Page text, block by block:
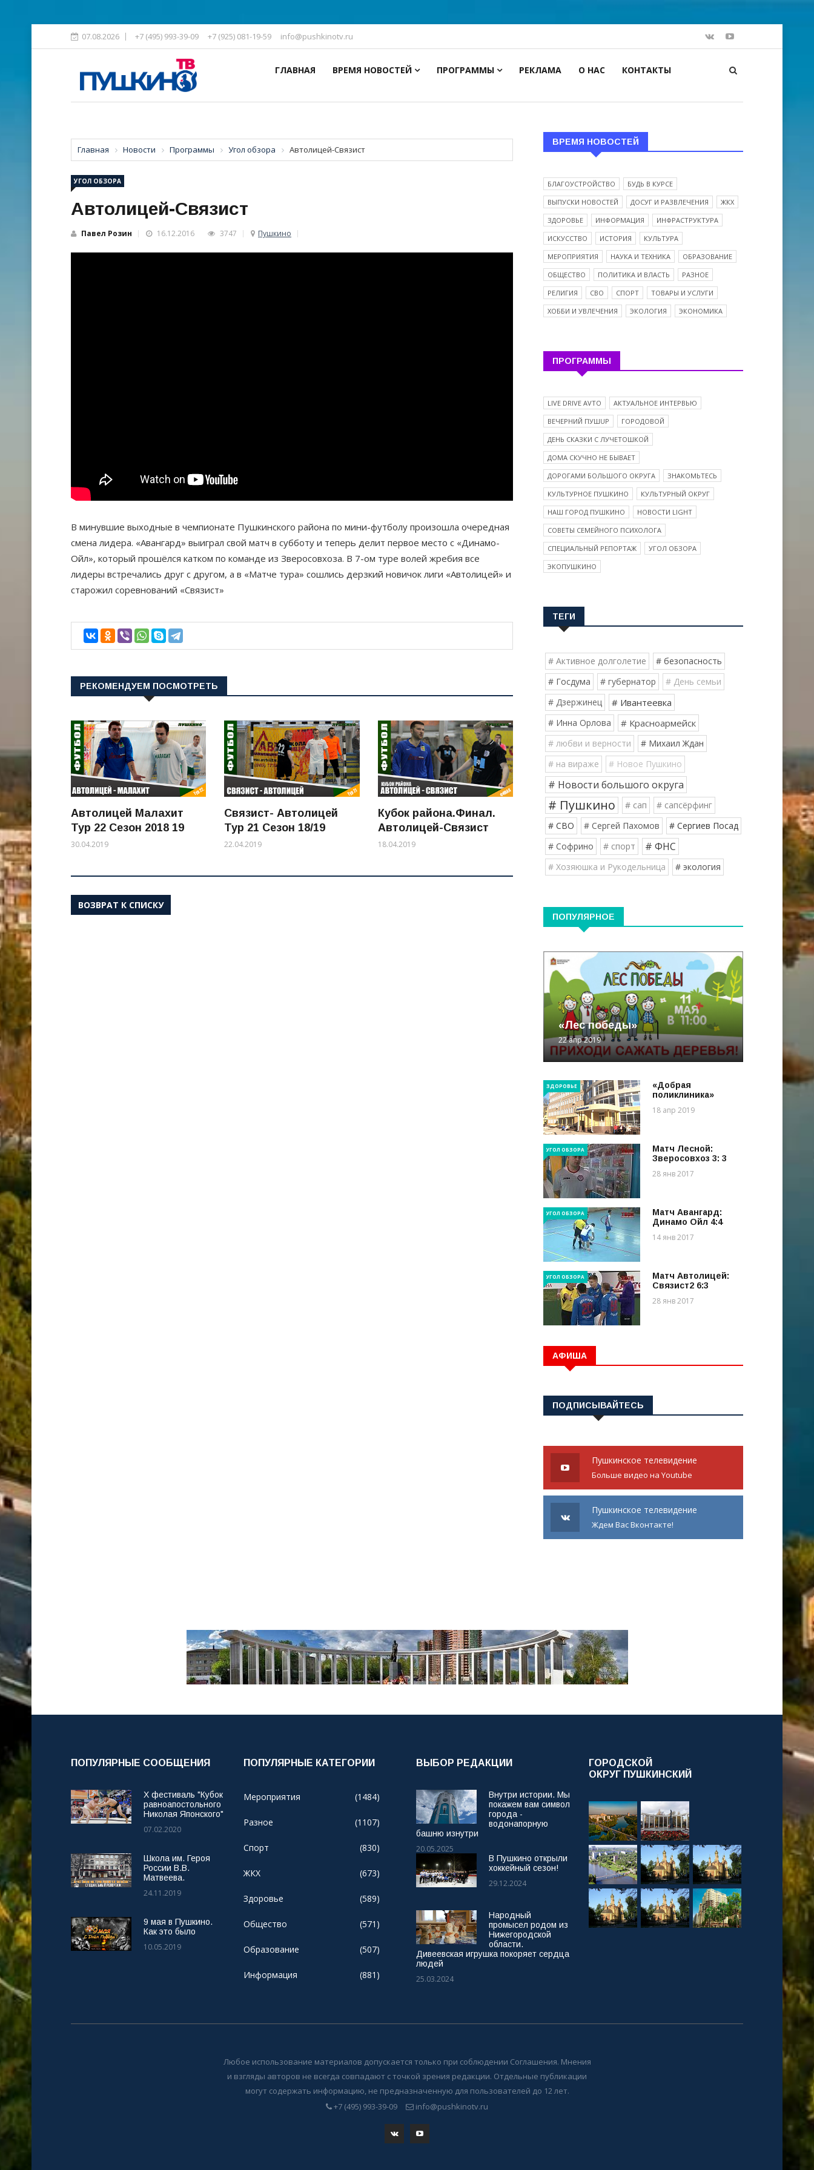
07.08.2026 +7 (495) 993-39-09 +7 (925) 081-19-59 info@pushkinotv.ru
ГЛАВНАЯ ВРЕМЯ НОВОСТЕЙ ПРОГРАММЫ РЕКЛАМА О НАС КОНТАКТЫ
Главная Новости Программы Угол обзора Автолицей-Связист
УГОЛ ОБЗОРА
Автолицей-Связист
Павел Розин 16.12.2016 3747 Пушкино
В минувшие выходные в чемпионате Пушкинского района по мини-футболу произошла очередная
смена лидера. «Авангард» выиграл свой матч в субботу и теперь делит первое место с «Динамо-
Ойл», который прошёлся катком по команде из Зверосовхоза. В 7-ом туре волей жребия все
лидеры встречались друг с другом, а в «Матче тура» сошлись дерзкий новичок лиги «Автолицей» и
старожил соревнований «Связист»
РЕКОМЕНДУЕМ ПОСМОТРЕТЬ
Автолицей Малахит
Тур 22 Сезон 2018 19
30.04.2019
Связист- Автолицей
Тур 21 Сезон 18/19
22.04.2019
Кубок района.Финал.
Автолицей-Связист
18.04.2019
ВОЗВРАТ К СПИСКУ
ВРЕМЯ НОВОСТЕЙ
БЛАГОУСТРОЙСТВО
БУДЬ В КУРСЕ
ВЫПУСКИ НОВОСТЕЙ
ДОСУГ И РАЗВЛЕЧЕНИЯ
ЖКХ
ЗДОРОВЬЕ
ИНФОРМАЦИЯ
ИНФРАСТРУКТУРА
ИСКУССТВО
ИСТОРИЯ
КУЛЬТУРА
МЕРОПРИЯТИЯ
НАУКА И ТЕХНИКА
ОБРАЗОВАНИЕ
ОБЩЕСТВО
ПОЛИТИКА И ВЛАСТЬ
РАЗНОЕ
РЕЛИГИЯ
СВО СПОРТ
ТОВАРЫ И УСЛУГИ
ХОББИ И УВЛЕЧЕНИЯ
ЭКОЛОГИЯ ЭКОНОМИКА
ПРОГРАММЫ
LIVE DRIVE AVTO
АКТУАЛЬНОЕ ИНТЕРВЬЮ
ВЕЧЕРНИЙ ПУШUP
ГОРОДОВОЙ
ДЕНЬ СКАЗКИ С ЛУЧЕТОШКОЙ
ДОМА СКУЧНО НЕ БЫВАЕТ
ДОРОГАМИ БОЛЬШОГО ОКРУГА
ЗНАКОМЬТЕСЬ
КУЛЬТУРНОЕ ПУШКИНО
КУЛЬТУРНЫЙ ОКРУГ
НАШ ГОРОД ПУШКИНО
НОВОСТИ LIGHT
СОВЕТЫ СЕМЕЙНОГО ПСИХОЛОГА
СПЕЦИАЛЬНЫЙ РЕПОРТАЖ
УГОЛ ОБЗОРА
ЭКОПУШКИНО
ТЕГИ
# Активное долголетие
# безопасность
# Госдума
# губернатор
# День семьи
# Дзержинец
# Ивантеевка
# Инна Орлова # Красноармейск
# любви и верности
# Михаил Ждан
# на вираже
# Новое Пушкино
# Новости большого округа
# Пушкино # сап
# сапсёрфинг
# СВО
# Сергей Пахомов
# Сергиев Посад
# Софрино
# спорт # ФНС
# Хозяюшка и Рукодельница # экология
ПОПУЛЯРНОЕ
«Лес победы»
22 апр 2019
ЗДОРОВЬЕ
«Добрая
поликлиника»
18 апр 2019
УГОЛ ОБЗОРА
Матч Лесной:
Зверосовхоз 3: 3
28 янв 2017
УГОЛ ОБЗОРА
Матч Авангард:
Динамо Ойл 4:4
14 янв 2017
УГОЛ ОБЗОРА
Матч Автолицей:
Связист2 6:3
28 янв 2017
АФИША
ПОДПИСЫВАЙТЕСЬ
Пушкинское телевидение
Больше видео на Youtube
Пушкинское телевидение
Ждем Вас Вконтакте!
ПОПУЛЯРНЫЕ СООБЩЕНИЯ
X фестиваль "Кубок
равноапостольного
Николая Японского"
07.02.2020
Школа им. Героя
России В.В.
Матвеева.
24.11.2019
9 мая в Пушкино.
Как это было
10.05.2019
ПОПУЛЯРНЫЕ КАТЕГОРИИ
Мероприятия (1484)
Разное (1107)
Спорт (830)
ЖКХ (673)
Здоровье (589)
Общество (571)
Образование (507)
Информация (881)
ВЫБОР РЕДАКЦИИ
Внутри истории. Мы
покажем вам символ
города -
водонапорную
башню изнутри
20.05.2025
В Пушкино открыли
хоккейный сезон!
29.12.2024
Народный
промысел родом из
Нижегородской
области.
Дивеевская игрушка покоряет сердца
людей
25.03.2024
ГОРОДСКОЙ
ОКРУГ ПУШКИНСКИЙ
Любое использование материалов допускается только при соблюдении Соглашения. Мнения
и взгляды авторов не всегда совпадают с точкой зрения редакции. Отдельные публикации
могут содержать информацию, не предназначенную для пользователей до 12 лет.
+7 (495) 993-39-09
info@pushkinotv.ru